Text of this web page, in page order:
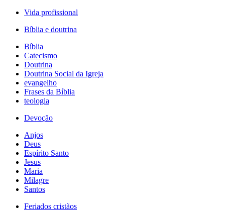
Vida profissional
Bíblia e doutrina
Bíblia
Catecismo
Doutrina
Doutrina Social da Igreja
evangelho
Frases da Bíblia
teologia
Devoção
Anjos
Deus
Espírito Santo
Jesus
Maria
Milagre
Santos
Feriados cristãos